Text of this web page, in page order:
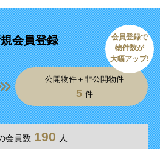
会員登録
公開物件＋非公開物件
5 件
会員登録で
物件数が
大幅アップ!
会員数 190 人